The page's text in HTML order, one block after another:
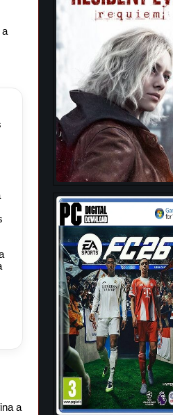
a
a